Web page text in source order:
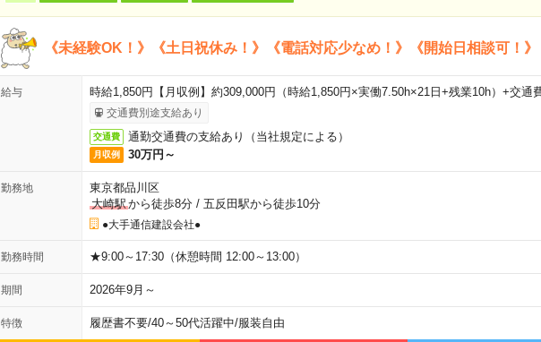
《未経験OK！》《土日祝休み！》《電話対応少なめ！》《開始日相談可！》
給与 時給1,850円【月収例】約309,000円（時給1,850円×実働7.50h×21日+残業10h）+交通
交通費別途支給あり
交通費 通勤交通費の支給あり（当社規定による）
月収例 30万円～
勤務地
東京都品川区
大崎駅から徒歩8分/ 五反田駅から徒歩10分
●大手通信建設会社●
勤務時間 ★9:00～17:30（休憩時間 12:00～13:00）
期間 2026年9月～
特徴 履歴書不要/40～50代活躍中/服装自由